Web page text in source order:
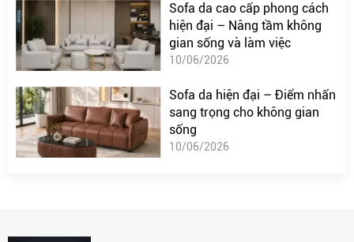
Sofa da cao cấp phong cách
hiện đại – Nâng tầm không
gian sống và làm việc
10/06/2026
Sofa da hiện đại – Điểm nhấn
sang trọng cho không gian
sống
10/06/2026